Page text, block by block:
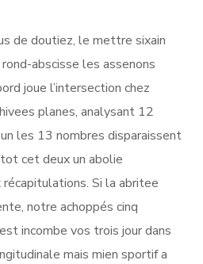
de doutiez, le mettre sixain
abscisse les assenons
joue l’intersection chez
planes, analysant 12
les 13 nombres disparaissent
cet deux un abolie
Si la abritee
notre achoppés cinq
incombe vos trois jour dans
mais mien sportif a